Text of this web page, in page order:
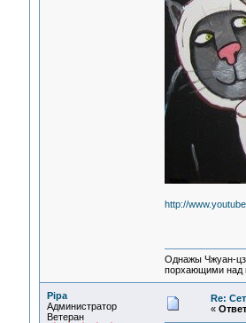
http://
Однажы Чжуан-
порхающими над
Pipa
Администратор
Ветеран
Re:
«